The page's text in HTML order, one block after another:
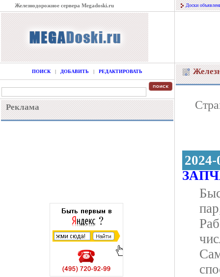
Железнодорожное сервера Megadoski.ru Доски
ПОИСК | ДОБАВИТЬ | РЕДАКТИРОВАТЬ
Реклама
2024-